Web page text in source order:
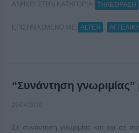
ΑΝΗΚΕΙ ΣΤΗΝ ΚΑΤΗΓΟΡΙΑ: ΤΗΛΕΟΡΑΣΗ
ΕΠΙΣΗΜΑΣΜΕΝΟ ΜΕ: ALTER
“Συνάντηση
26/04/2010
Σε συνάντηση γνωριμίας και όχι σε